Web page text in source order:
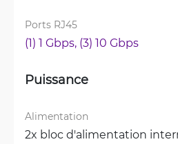
Ports RJ45
(1) 1 Gbps, (3) 10 Gbps
Puissance
Alimentation
2x bloc d'alimentation